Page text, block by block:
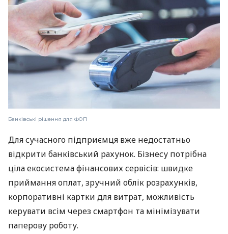
Банківські рішення для ФОП
Для сучасного підприємця вже недостатньо
відкрити банківський рахунок. Бізнесу потрібна
ціла екосистема фінансових сервісів: швидке
приймання оплат, зручний облік розрахунків,
корпоративні картки для витрат, можливість
керувати всім через смартфон та мінімізувати
паперову роботу.